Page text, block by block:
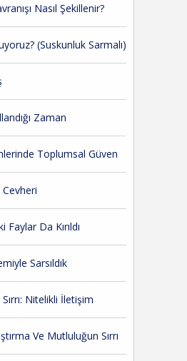
Nasıl Şekillenir?
(Suskunluk Sarmalı)
Zaman
Toplumsal Güven
Cevheri
Faylar Da Kırıldı
Sarsıldık
Nitelikli İletişim
Ve Mutluluğun Sırrı